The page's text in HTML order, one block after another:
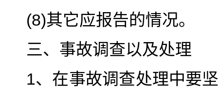
(8)其它应报告的情况。
三、事故调查以及处理
1、在事故调查处理中要